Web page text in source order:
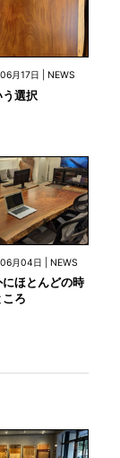
月17日 | NEWS
う選択
月04日 | NEWS
にほとんどの時
ろ